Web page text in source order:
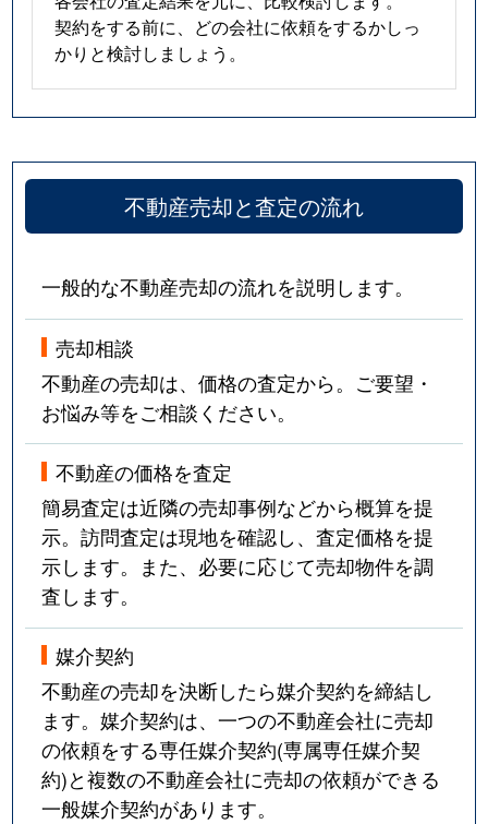
契約をする前に、どの会社に依頼をするかしっ
かりと検討しましょう。
不動産売却と査定の流れ
一般的な不動産売却の流れを説明します。
売却相談
不動産の売却は、価格の査定から。ご要望・
お悩み等をご相談ください。
不動産の価格を査定
簡易査定は近隣の売却事例などから概算を提
示。訪問査定は現地を確認し、査定価格を提
示します。また、必要に応じて売却物件を調
査します。
媒介契約
不動産の売却を決断したら媒介契約を締結し
ます。媒介契約は、一つの不動産会社に売却
の依頼をする専任媒介契約(専属専任媒介契
約)と複数の不動産会社に売却の依頼ができる
一般媒介契約があります。